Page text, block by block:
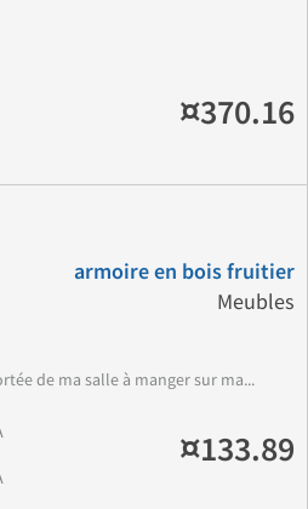
¤370.16
armoire en bois fruitier
Meubles
de ma salle à manger sur ma...
¤133.89